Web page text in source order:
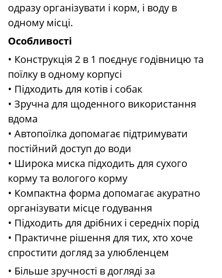
одразу організувати і корм, і воду в
одному місці.
Особливості
• Конструкція 2 в 1 поєднує годівницю та
поїлку в одному корпусі
• Підходить для котів і собак
• Зручна для щоденного використання
вдома
• Автопоїлка допомагає підтримувати
постійний доступ до води
• Широка миска підходить для сухого
корму та вологого корму
• Компактна форма допомагає акуратно
організувати місце годування
• Підходить для дрібних і середніх порід
• Практичне рішення для тих, хто хоче
спростити догляд за улюбленцем
• Більше зручності в догляді за